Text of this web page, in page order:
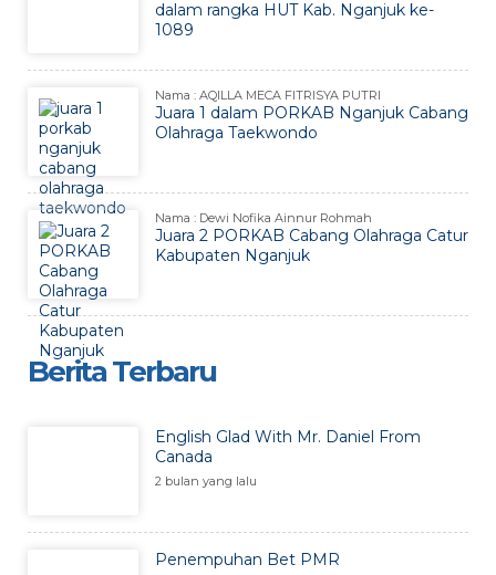
dalam rangka HUT Kab. Nganjuk ke-
1089
Nama : AQILLA MECA FITRISYA PUTRI
Juara 1 dalam PORKAB Nganjuk Cabang
Olahraga Taekwondo
Nama : Dewi Nofika Ainnur Rohmah
Juara 2 PORKAB Cabang Olahraga Catur
Kabupaten Nganjuk
Berita Terbaru
English Glad With Mr. Daniel From
Canada
2 bulan yang lalu
Penempuhan Bet PMR